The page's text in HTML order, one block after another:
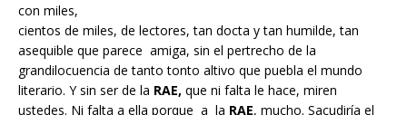
con miles,
cientos de miles, de lectores, tan docta y tan humilde, tan
asequible que parece amiga, sin el pertrecho de la
grandilocuencia de tanto tonto altivo que puebla el mundo
literario. Y sin ser de la RAE, que ni falta le hace, miren
ustedes. Ni falta a ella porque a la RAE, mucho. Sacudiría el